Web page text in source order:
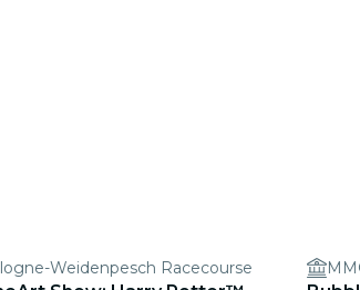
Weidenpesch Racecourse